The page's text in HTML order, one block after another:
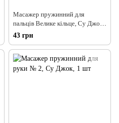
Масажер пружинний для
пальців Велике кільце, Су Джок,
1 шт
43 грн